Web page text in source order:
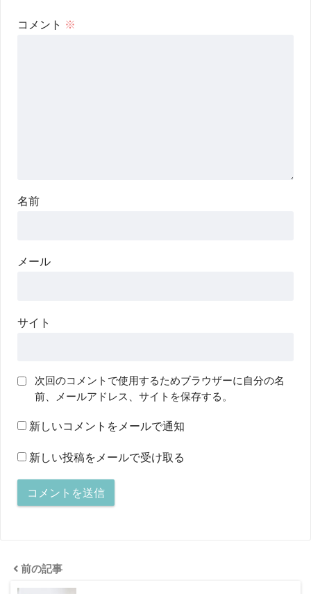
コメント ※
名前
メール
サイト
次回のコメントで使用するためブラウザーに自分の名
前、メールアドレス、サイトを保存する。
新しいコメントをメールで通知
新しい投稿をメールで受け取る
前の記事